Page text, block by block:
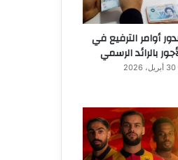
أوامر الترفيع في
بالرائد الرسمي
30 أبريل، 2026